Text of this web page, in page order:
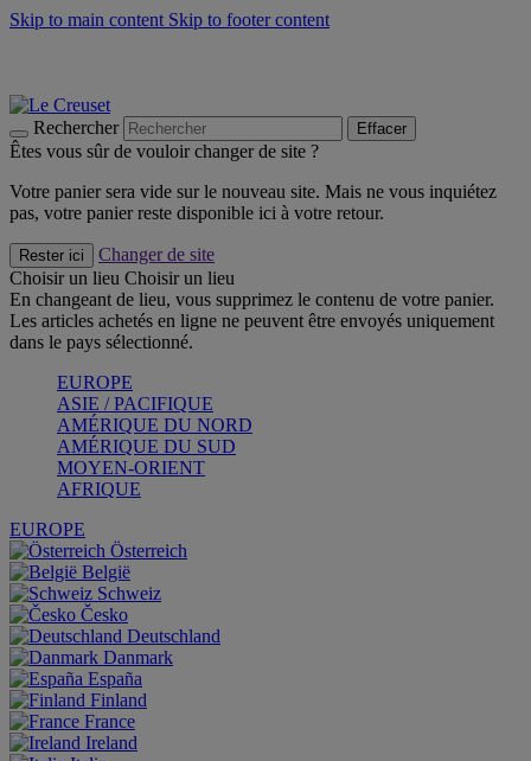
Skip to main content Skip to footer content
Rechercher Effacer
Êtes vous sûr de vouloir changer de site ?
Votre panier sera vide sur le nouveau site. Mais ne vous inquiétez
pas, votre panier reste disponible ici à votre retour.
Rester ici
Changer de site
Choisir un lieu Choisir un lieu
En changeant de lieu, vous supprimez le contenu de votre panier.
Les articles achetés en ligne ne peuvent être envoyés uniquement
dans le pays sélectionné.
EUROPE
ASIE / PACIFIQUE
AMÉRIQUE DU NORD
AMÉRIQUE DU SUD
MOYEN-ORIENT
AFRIQUE
EUROPE
Österreich
België
Schweiz
Česko
Deutschland
Danmark
España
Finland
France
Ireland